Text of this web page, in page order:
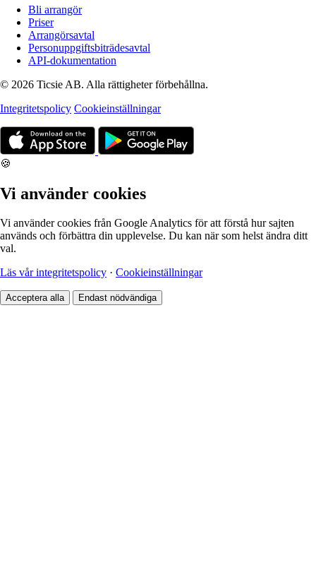
Bli arrangör
Priser
Arrangörsavtal
Personuppgiftsbiträdesavtal
API-dokumentation
© 2026 Ticsie AB. Alla rättigheter förbehållna.
Integritetspolicy Cookieinställningar
🍪
Vi använder cookies
Vi använder cookies från Google Analytics för att förstå hur sajten
används och förbättra din upplevelse. Du kan när som helst ändra ditt
val.
Läs vår integritetspolicy · Cookieinställningar
Acceptera alla Endast nödvändiga